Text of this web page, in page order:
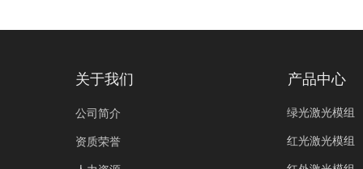
关于我们
公司简介
资质荣誉
产品中心
绿光激光模组
红光激光模组